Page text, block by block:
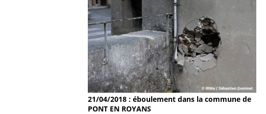
21/04/2018 : éboulement dans la commune de
PONT EN ROYANS